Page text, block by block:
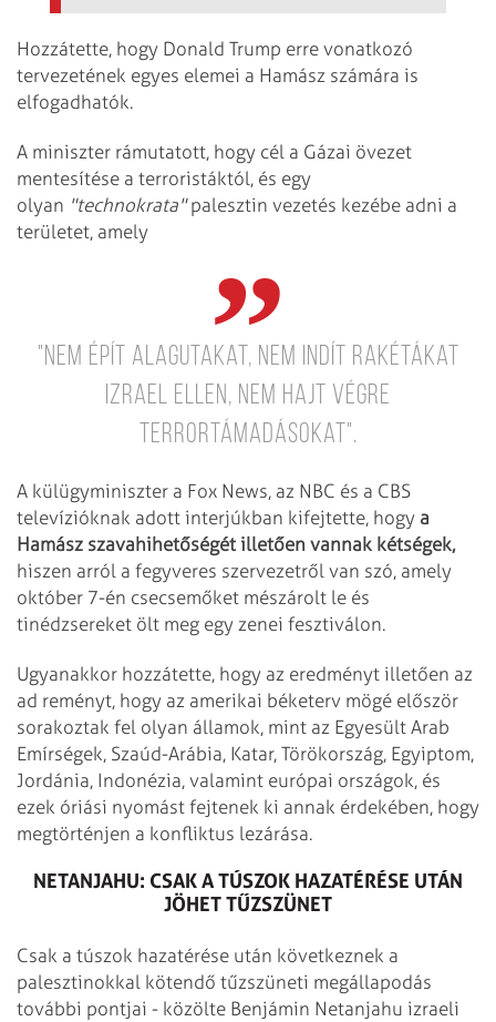
Hozzátette, hogy Donald Trump erre vonatkozó
tervezetének egyes elemei a Hamász számára is
elfogadhatók.
A miniszter rámutatott, hogy cél a Gázai övezet
mentesítése a terroristáktól, és egy
olyan "technokrata"palesztin vezetés kezébe adni a
területet, amely
"nem épít alagutakat, nem indít rakétákat
Izrael ellen, nem hajt végre
terrortámadásokat".
A külügyminiszter a Fox News, az NBC és a CBS
televízióknak adott interjúkban kifejtette, hogy a
Hamász szavahihetőségét illetően vannak kétségek,
hiszen arról a fegyveres szervezetről van szó, amely
október 7-én csecsemőket mészárolt le és
tinédzsereket ölt meg egy zenei fesztiválon.
Ugyanakkor hozzátette, hogy az eredményt illetően az
ad reményt, hogy az amerikai béketerv mögé először
sorakoztak fel olyan államok, mint az Egyesült Arab
Emírségek, Szaúd-Arábia, Katar, Törökország, Egyiptom,
Jordánia, Indonézia, valamint európai országok, és
ezek óriási nyomást fejtenek ki annak érdekében, hogy
megtörténjen a konfliktus lezárása.
NETANJAHU: CSAK A TÚSZOK HAZATÉRÉSE UTÁN
JÖHET TŰZSZÜNET
Csak a túszok hazatérése után következnek a
palesztinokkal kötendő tűzszüneti megállapodás
további pontjai - közölte Benjámin Netanjahu izraeli